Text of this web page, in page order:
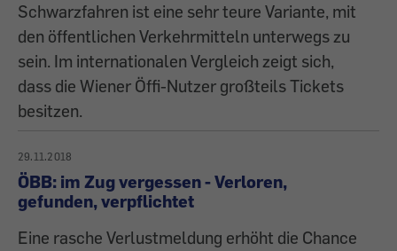
Schwarzfahren ist eine sehr teure Variante, mit
den öffentlichen Verkehrmitteln unterwegs zu
sein. Im internationalen Vergleich zeigt sich,
dass die Wiener Öffi-Nutzer großteils Tickets
besitzen.
29.11.2018
ÖBB: im Zug vergessen - Verloren,
gefunden, verpflichtet
Eine rasche Verlustmeldung erhöht die Chance